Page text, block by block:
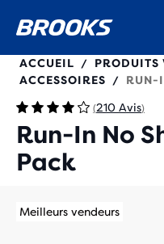
280493
ACCUEIL / PRODUITS
ACCESSOIRES
/ RUN-
(210 Avis)
Run-In No
Pack
Meilleurs vendeurs